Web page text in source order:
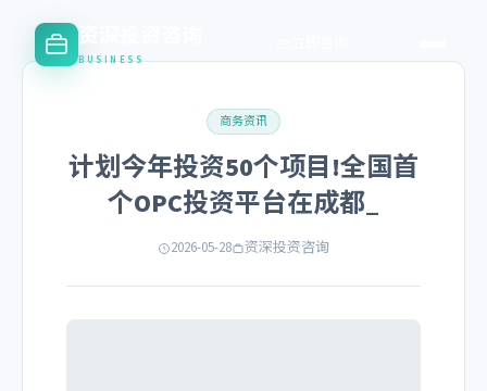
资深投资咨询
BUSINESS
商务资讯
计划今年投资50个项目!全国首
个OPC投资平台在成都_
2026-05-28 资深投资咨询